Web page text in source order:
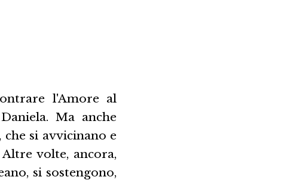
l'Amore al
Ma anche
si avvicinano e
volte, ancora,
si sostengono,